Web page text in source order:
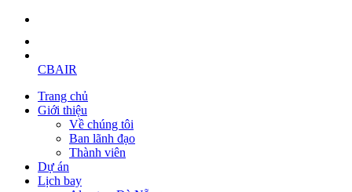
CBAIR
Trang chủ
Giới thiệu
Về chúng tôi
Ban lãnh đạo
Thành viên
Dự án
Lịch bay